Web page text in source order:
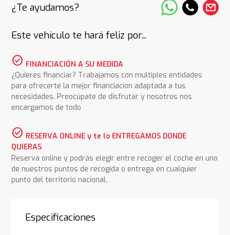
¿Te ayudamos?
Este vehículo te hará feliz por...
check_circle FINANCIACIÓN A SU MEDIDA
¿Quieres financiar? Trabajamos con multiples entidades
para ofrecerte la mejor financiación adaptada a tus
necesidades. Preocúpate de disfrutar y nosotros nos
encargamos de todo
check_circle RESERVA ONLINE y te lo ENTREGAMOS DONDE
QUIERAS
Reserva online y podrás elegir entre recoger el coche en uno
de nuestros puntos de recogida o entrega en cualquier
punto del territorio nacional.
Especificaciones